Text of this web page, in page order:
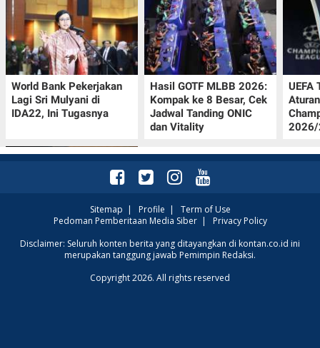
World Bank Pekerjakan
Lagi Sri Mulyani di
IDA22, Ini Tugasnya
Hasil GOTF MLBB 2026:
Kompak ke 8 Besar, Cek
Jadwal Tanding ONIC
dan Vitality
UEFA
2026/
Jadwal Persija vs Arema
FC Perebutan Juara 3
Sitemap | Profile | Term of Use
Pedoman Pemberitaan Media Siber| Privacy Policy
Disclaimer: Seluruh konten berita yang ditayangkan di kontan.co.id ini
merupakan tanggung jawab Pemimpin Redaksi.
Copyright 2026. All rights reserved